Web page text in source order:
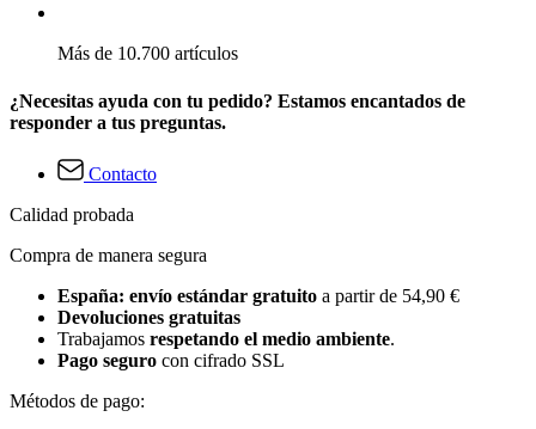
Más de 10.700 artículos
¿Necesitas ayuda con tu pedido? Estamos encantados de
responder a tus preguntas.
Contacto
Calidad probada
Compra de manera segura
España: envío estándar gratuito a partir de 54,90 €
Devoluciones gratuitas
Trabajamos respetando el medio ambiente.
Pago seguro con cifrado SSL
Métodos de pago: